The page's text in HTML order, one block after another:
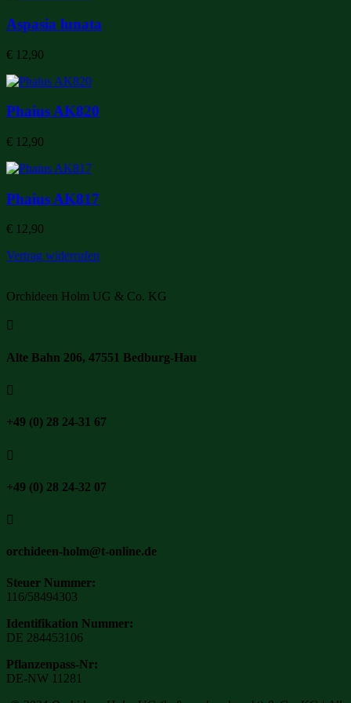
Aspasia lunata
€ 12,90
Phaius AK820
€ 12,90
Phaius AK817
€ 12,90
Vertrag widerrufen
Orchideen Holm UG & Co. KG

Alte Bahn 206, 47551 Bedburg-Hau

+49 (0) 28 24-31 67

+49 (0) 28 24-32 07

orchideen-holm@t-online.de
Steuer Nummer:
116/58494303
Identifikation Nummer:
DE 284453106
Pflanzenpass-Nr:
DE-NW 11281